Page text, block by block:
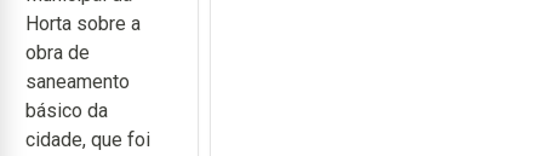
Horta sobre a
obra de
saneamento
básico da
cidade, que foi